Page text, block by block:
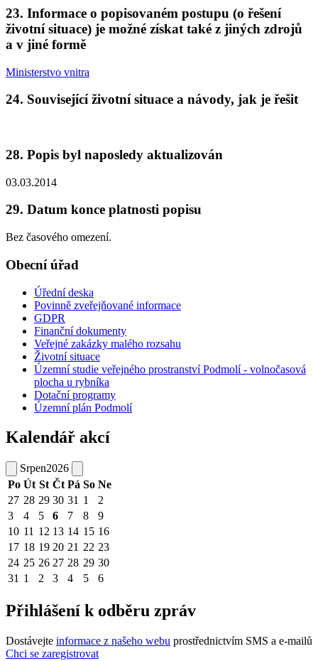
23. Informace o popisovaném postupu (o řešení
životní situace) je možné získat také z jiných zdrojů
a v jiné formě
Ministerstvo vnitra
24. Související životní situace a návody, jak je řešit
28. Popis byl naposledy aktualizován
03.03.2014
29. Datum konce platnosti popisu
Bez časového omezení.
Obecní úřad
Úřední deska
Povinně zveřejňované informace
GDPR
Finanční dokumenty
Veřejné zakázky malého rozsahu
Životní situace
Územní studie veřejného prostranství Podmolí - volnočasová
plocha u rybníka
Dotační programy
Územní plán Podmolí
Kalendář akcí
Srpen2026
Po Út St Čt Pá So Ne
27 28 29 30 31 1
2
3
4 5 6 7 8
9
10 11 12 13 14 15 16
17 18 19 20 21 22 23
24 25 26 27 28 29 30
31 1 2 3 4 5 6
Přihlášení k odběru zpráv
Dostávejte informace z našeho webu prostřednictvím SMS a e-mailů
Chci se zaregistrovat